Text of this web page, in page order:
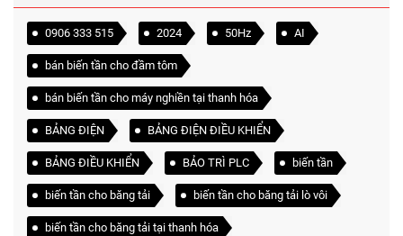
0906 333 515 2024 50Hz AI
bán biến tần cho đầm tôm
bán biến tần cho máy nghiền tại thanh hóa
BẢNG ĐIỆN BẢNG ĐIỆN ĐIỀU KHIỂN
BẢNG ĐIỀU KHIỂN BẢO TRÌ PLC biến tần
biến tần cho băng tải biến tần cho băng tải lò vôi
biến tần cho băng tải tại thanh hóa